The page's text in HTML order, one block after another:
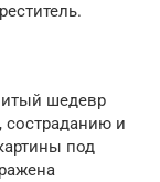
шедевр
состраданию и
под